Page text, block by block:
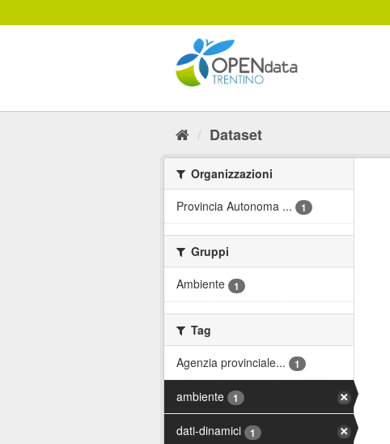
al
Dataset
Organizzazioni
Provincia Autonoma ...
1
Gruppi
Ambiente
1
Tag
Agenzia provinciale...
1
ambiente 1
dati-dinamici 1